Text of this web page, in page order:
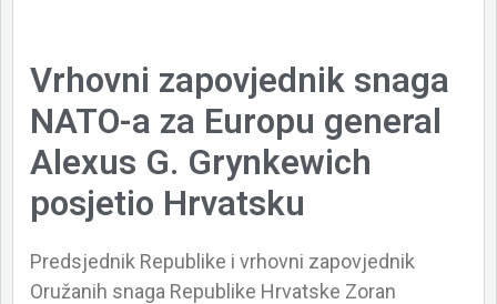
Vrhovni zapovjednik snaga
NATO-a za Europu general
Alexus G. Grynkewich
posjetio Hrvatsku
Predsjednik Republike i vrhovni zapovjednik
Oružanih snaga Republike Hrvatske Zoran